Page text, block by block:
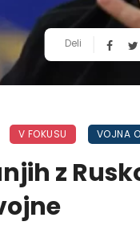
Deli
V FOKUSU VOJNA
z